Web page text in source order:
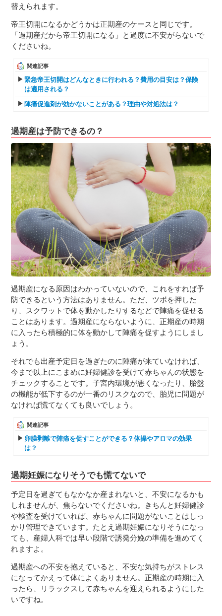
替えられます。
帝王切開になるかどうかは正期産のケースと同じです。
「過期産だから帝王切開になる」と過度に不安がらないで
くださいね。
関連記事
緊急帝王切開はどんなときに行われる？費用の目安は？保険
は適用される？
陣痛促進剤が効かないことがある？理由や対処法は？
過期産は予防できるの？
過期産になる原因はわかっていないので、これをすれば予
防できるという方法はありません。ただ、ツボを押した
り、スクワットで体を動かしたりするなどで陣痛を促せる
ことはあります。過期産にならないように、正期産の時期
に入ったら積極的に体を動かして陣痛を促すようにしまし
ょう。
それでも出産予定日を過ぎたのに陣痛が来ていなければ、
今まで以上にこまめに妊婦健診を受けて赤ちゃんの状態を
チェックすることです。子宮内環境が悪くなったり、胎盤
の機能が低下するのが一番のリスクなので、胎児に問題が
なければ慌てなくても良いでしょう。
関連記事
卵膜剥離で陣痛を促すことができる？体操やアロマの効果
は？
過期妊娠になりそうでも慌てないで
予定日を過ぎてもなかなか産まれないと、不安になるかも
しれませんが、焦らないでくださいね。きちんと妊婦健診
や検査を受けていれば、赤ちゃんに問題がないことはしっ
かり管理できています。たとえ過期妊娠になりそうになっ
ても、産婦人科では早い段階で誘発分娩の準備を進めてく
れますよ。
過期産への不安を抱えていると、不安な気持ちがストレス
になってかえって体によくありません。正期産の時期に入
ったら、リラックスして赤ちゃんを迎えられるようにした
いですね。